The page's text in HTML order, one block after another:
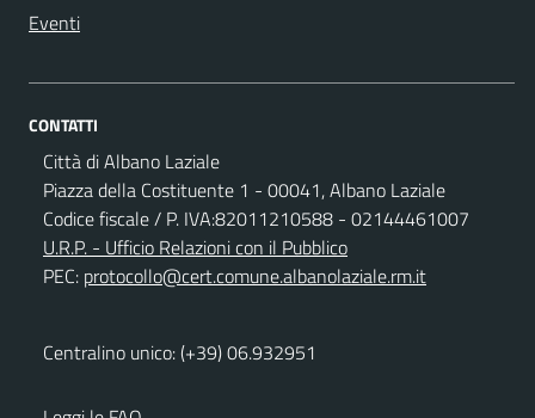
Eventi
CONTATTI
Città di Albano Laziale
Piazza della Costituente 1 - 00041, Albano Laziale
Codice fiscale / P. IVA:82011210588 - 02144461007
U.R.P. - Ufficio Relazioni con il Pubblico
PEC: protocollo@cert.comune.albanolaziale.rm.it
Centralino unico: (+39) 06.932951